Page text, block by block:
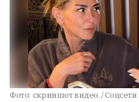
Фото: скриншот видео. /